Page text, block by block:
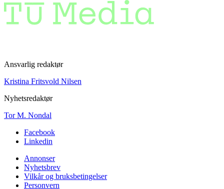
Ansvarlig redaktør
Kristina Fritsvold Nilsen
Nyhetsredaktør
Tor M. Nondal
Facebook
Linkedin
Annonser
Nyhetsbrev
Vilkår og bruksbetingelser
Personvern